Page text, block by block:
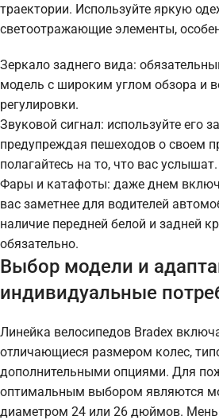
траектории. Используйте яркую
светоотражающие элементы,
Зеркало заднего вида:
модель с широким углом обзора и
регулировки.
Звуковой сигнал: используйте его
предупреждая пешеходов о своем
полагайтесь на то, что вас услышат.
Фары и катафоты: даже днем
вас заметнее для водителей
наличие передней белой и задней
обязательно.
Выбор модели и
индивидуальные
Линейка велосипедов Bradex
отличающиеся размером колес,
дополнительными опциями. Для
оптимальным выбором являются
диаметром 24 или 26 дюймов.